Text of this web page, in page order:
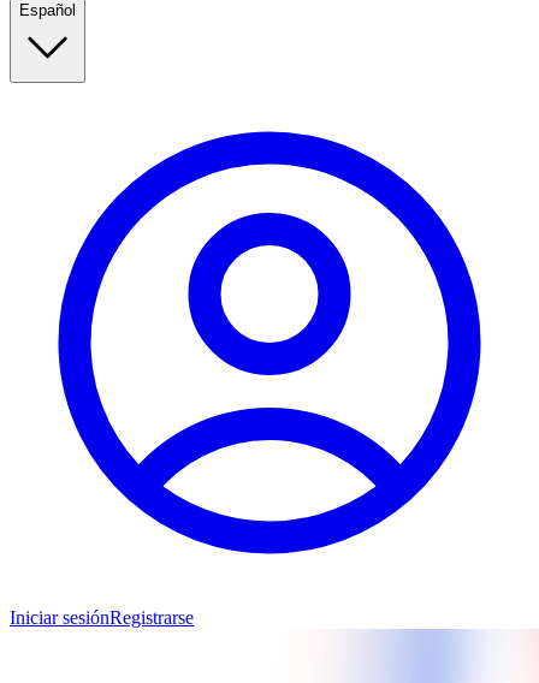
Español
Iniciar sesiónRegistrarse